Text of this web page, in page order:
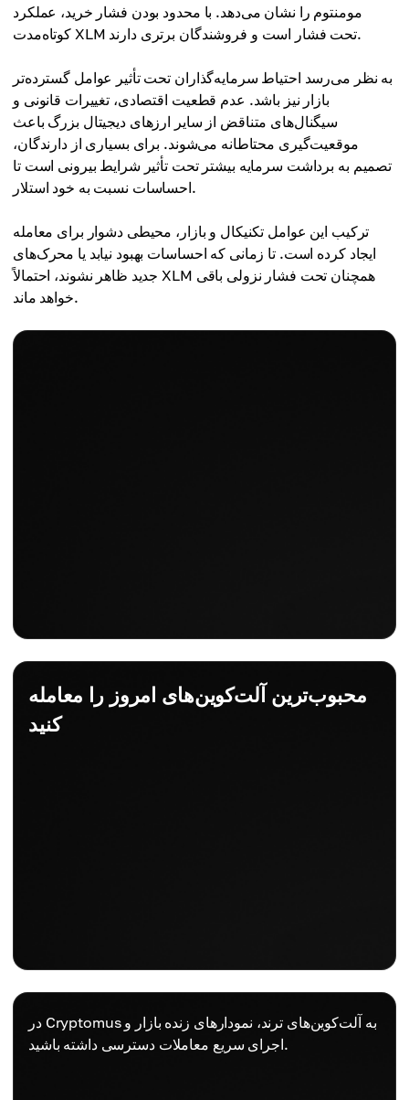
مومنتوم را نشان می‌دهد. با محدود بودن فشار خرید، عملکرد
کوتاه‌مدت XLM تحت فشار است و فروشندگان برتری دارند.
به نظر می‌رسد احتیاط سرمایه‌گذاران تحت تأثیر عوامل گسترده‌تر
بازار نیز باشد. عدم قطعیت اقتصادی، تغییرات قانونی و
سیگنال‌های متناقض از سایر ارزهای دیجیتال بزرگ باعث
موقعیت‌گیری محتاطانه می‌شوند. برای بسیاری از دارندگان،
تصمیم به برداشت سرمایه بیشتر تحت تأثیر شرایط بیرونی است تا
احساسات نسبت به خود استلار.
ترکیب این عوامل تکنیکال و بازار، محیطی دشوار برای معامله
ایجاد کرده است. تا زمانی که احساسات بهبود نیابد یا محرک‌های
جدید ظاهر نشوند، احتمالاً XLM همچنان تحت فشار نزولی باقی
خواهد ماند.
محبوب‌ترین آلت‌کوین‌های امروز را معامله
کنید
در Cryptomus به آلت‌کوین‌های ترند، نمودارهای زنده بازار و
اجرای سریع معاملات دسترسی داشته باشید.